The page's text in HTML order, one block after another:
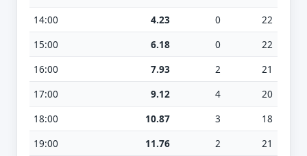
14:00
4.23 0
22
15:00
6.18 0
22
16:00
7.93 2
21
17:00
9.12 4
20
18:00
10.87 3
18
19:00
11.76 2
21